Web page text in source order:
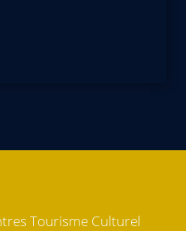
Tourisme Culturel